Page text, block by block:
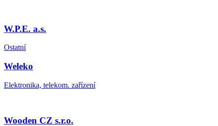
W.P.E. a.s.
Ostatní
Weleko
Elektronika, telekom. zařízení
Wooden CZ s.r.o.